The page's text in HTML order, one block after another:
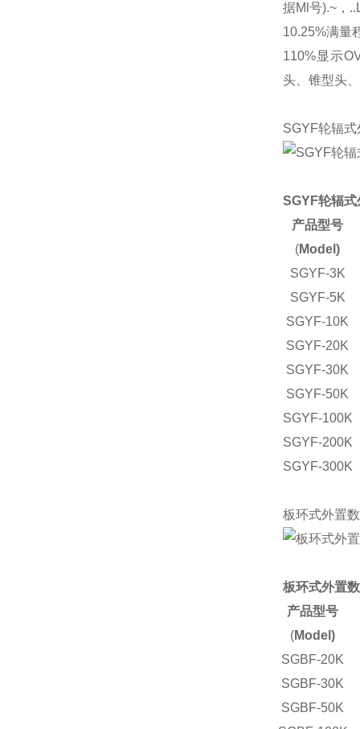
据Ml号).~，
10.25%满量
110%显示
头、锥型头
SGYF轮辐
SGYF轮辐
产品型号
(Model)
SGYF-3K
SGYF-5K
SGYF-10K
SGYF-20K
SGYF-30K
SGYF-50K
SGYF-100K
SGYF-200K
SGYF-300K
板环式外置
板环式外置
产品型号
(Model)
SGBF-20K
SGBF-30K
SGBF-50K